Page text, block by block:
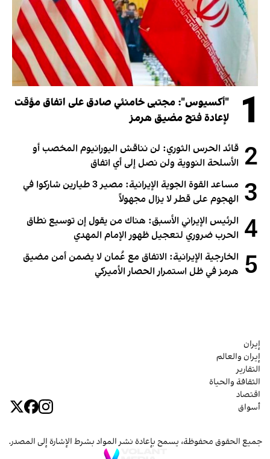
1
"أكسيوس": مجتبى خامنئي صادق على اتفاق مؤقت
لإعادة فتح مضيق هرمز
2 قائد الحرس الثوري: لن نناقش اليورانيوم المخصب أو
الأسلحة النووية ولن نصل إلى أي اتفاق
3
مساعد القوة الجوية الإيرانية: مصير 3 طيارين شاركوا في
الهجوم على قطر لا يزال مجهولاً
4 الرئيس الإيراني الأسبق: هناك من يقول إن توسيع نطاق
الحرب ضروري لتعجيل ظهور الإمام المهدي
5 الخارجية الإيرانية: الاتفاق مع عُمان لا يضمن أمن مضيق
هرمز في ظل استمرار الحصار الأميركي
إيران
إيران والعالم
التقارير
الثقافة والحياة
اقتصاد
أسواق
جميع الحقوق محفوظة، يسمح بإعادة نشر المواد بشرط الإشارة إلى المصدر.